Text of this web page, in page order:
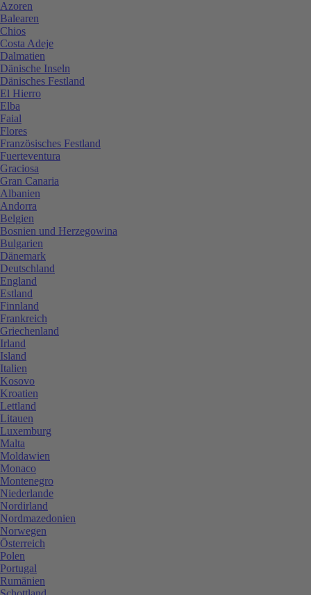
Azoren
Balearen
Chios
Costa Adeje
Dalmatien
Dänische Inseln
Dänisches Festland
El Hierro
Elba
Faial
Flores
Französisches Festland
Fuerteventura
Graciosa
Gran Canaria
Albanien
Andorra
Belgien
Bosnien und Herzegowina
Bulgarien
Dänemark
Deutschland
England
Estland
Finnland
Frankreich
Griechenland
Irland
Island
Italien
Kosovo
Kroatien
Lettland
Litauen
Luxemburg
Malta
Moldawien
Monaco
Montenegro
Niederlande
Nordirland
Nordmazedonien
Norwegen
Österreich
Polen
Portugal
Rumänien